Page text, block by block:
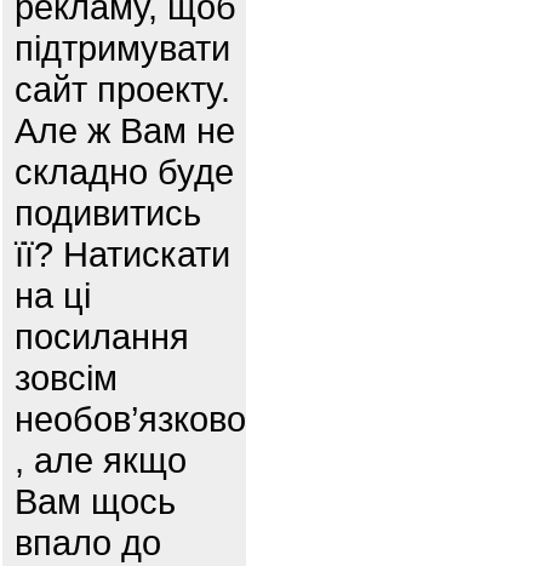
підтримувати
сайт проекту.
Але ж Вам не
складно буде
подивитись
її? Натискати
на ці
посилання
зовсім
необов’язково
, але якщо
Вам щось
впало до